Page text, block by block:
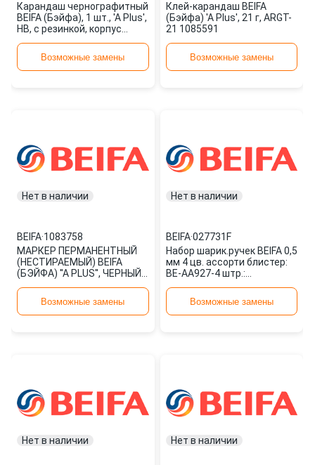
Карандаш чернографитный
BEIFA (Бэйфа), 1 шт., 'A Plus',
НВ, с резинкой, корпус
Возможные замены
Клей-карандаш BEIFA
(Бэйфа) 'A Plus', 21 г, ARGT-
21 1085591
Возможные замены
Нет в наличии
BEIFA·1083758
МАРКЕР ПЕРМАНЕНТНЫЙ
(НЕСТИРАЕМЫЙ) BEIFA
(БЭЙФА) ''A PLUS'', ЧЕРНЫЙ,
ММ, PY23 1083758
Возможные замены
Нет в наличии
BEIFA·027731F
Набор шарик.ручек BEIFA 0,5
мм 4 цв. ассорти блистер:
BE-AA927-4 штр.:
Возможные замены
Нет в наличии Нет в наличии